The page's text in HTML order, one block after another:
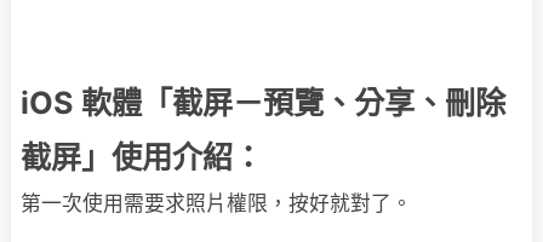
iOS 軟體「截屏－預覽、分享、刪除
截屏」使用介紹：
第一次使用需要求照片權限，按好就對了。